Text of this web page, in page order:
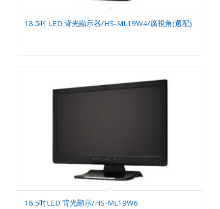
18.5吋 LED 背光顯示器/HS-ML19W4/廣視角(選配)
18.5吋LED 背光顯示/HS-ML19W6